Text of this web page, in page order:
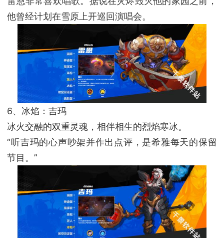
他曾经计划在雪原上开巡回演唱会。
6、冰焰：吉玛
冰火交融的双重灵魂，相伴相生的烈焰寒冰。
“听吉玛的心声吵架并作出点评，是希雅每天的保留
节目。”